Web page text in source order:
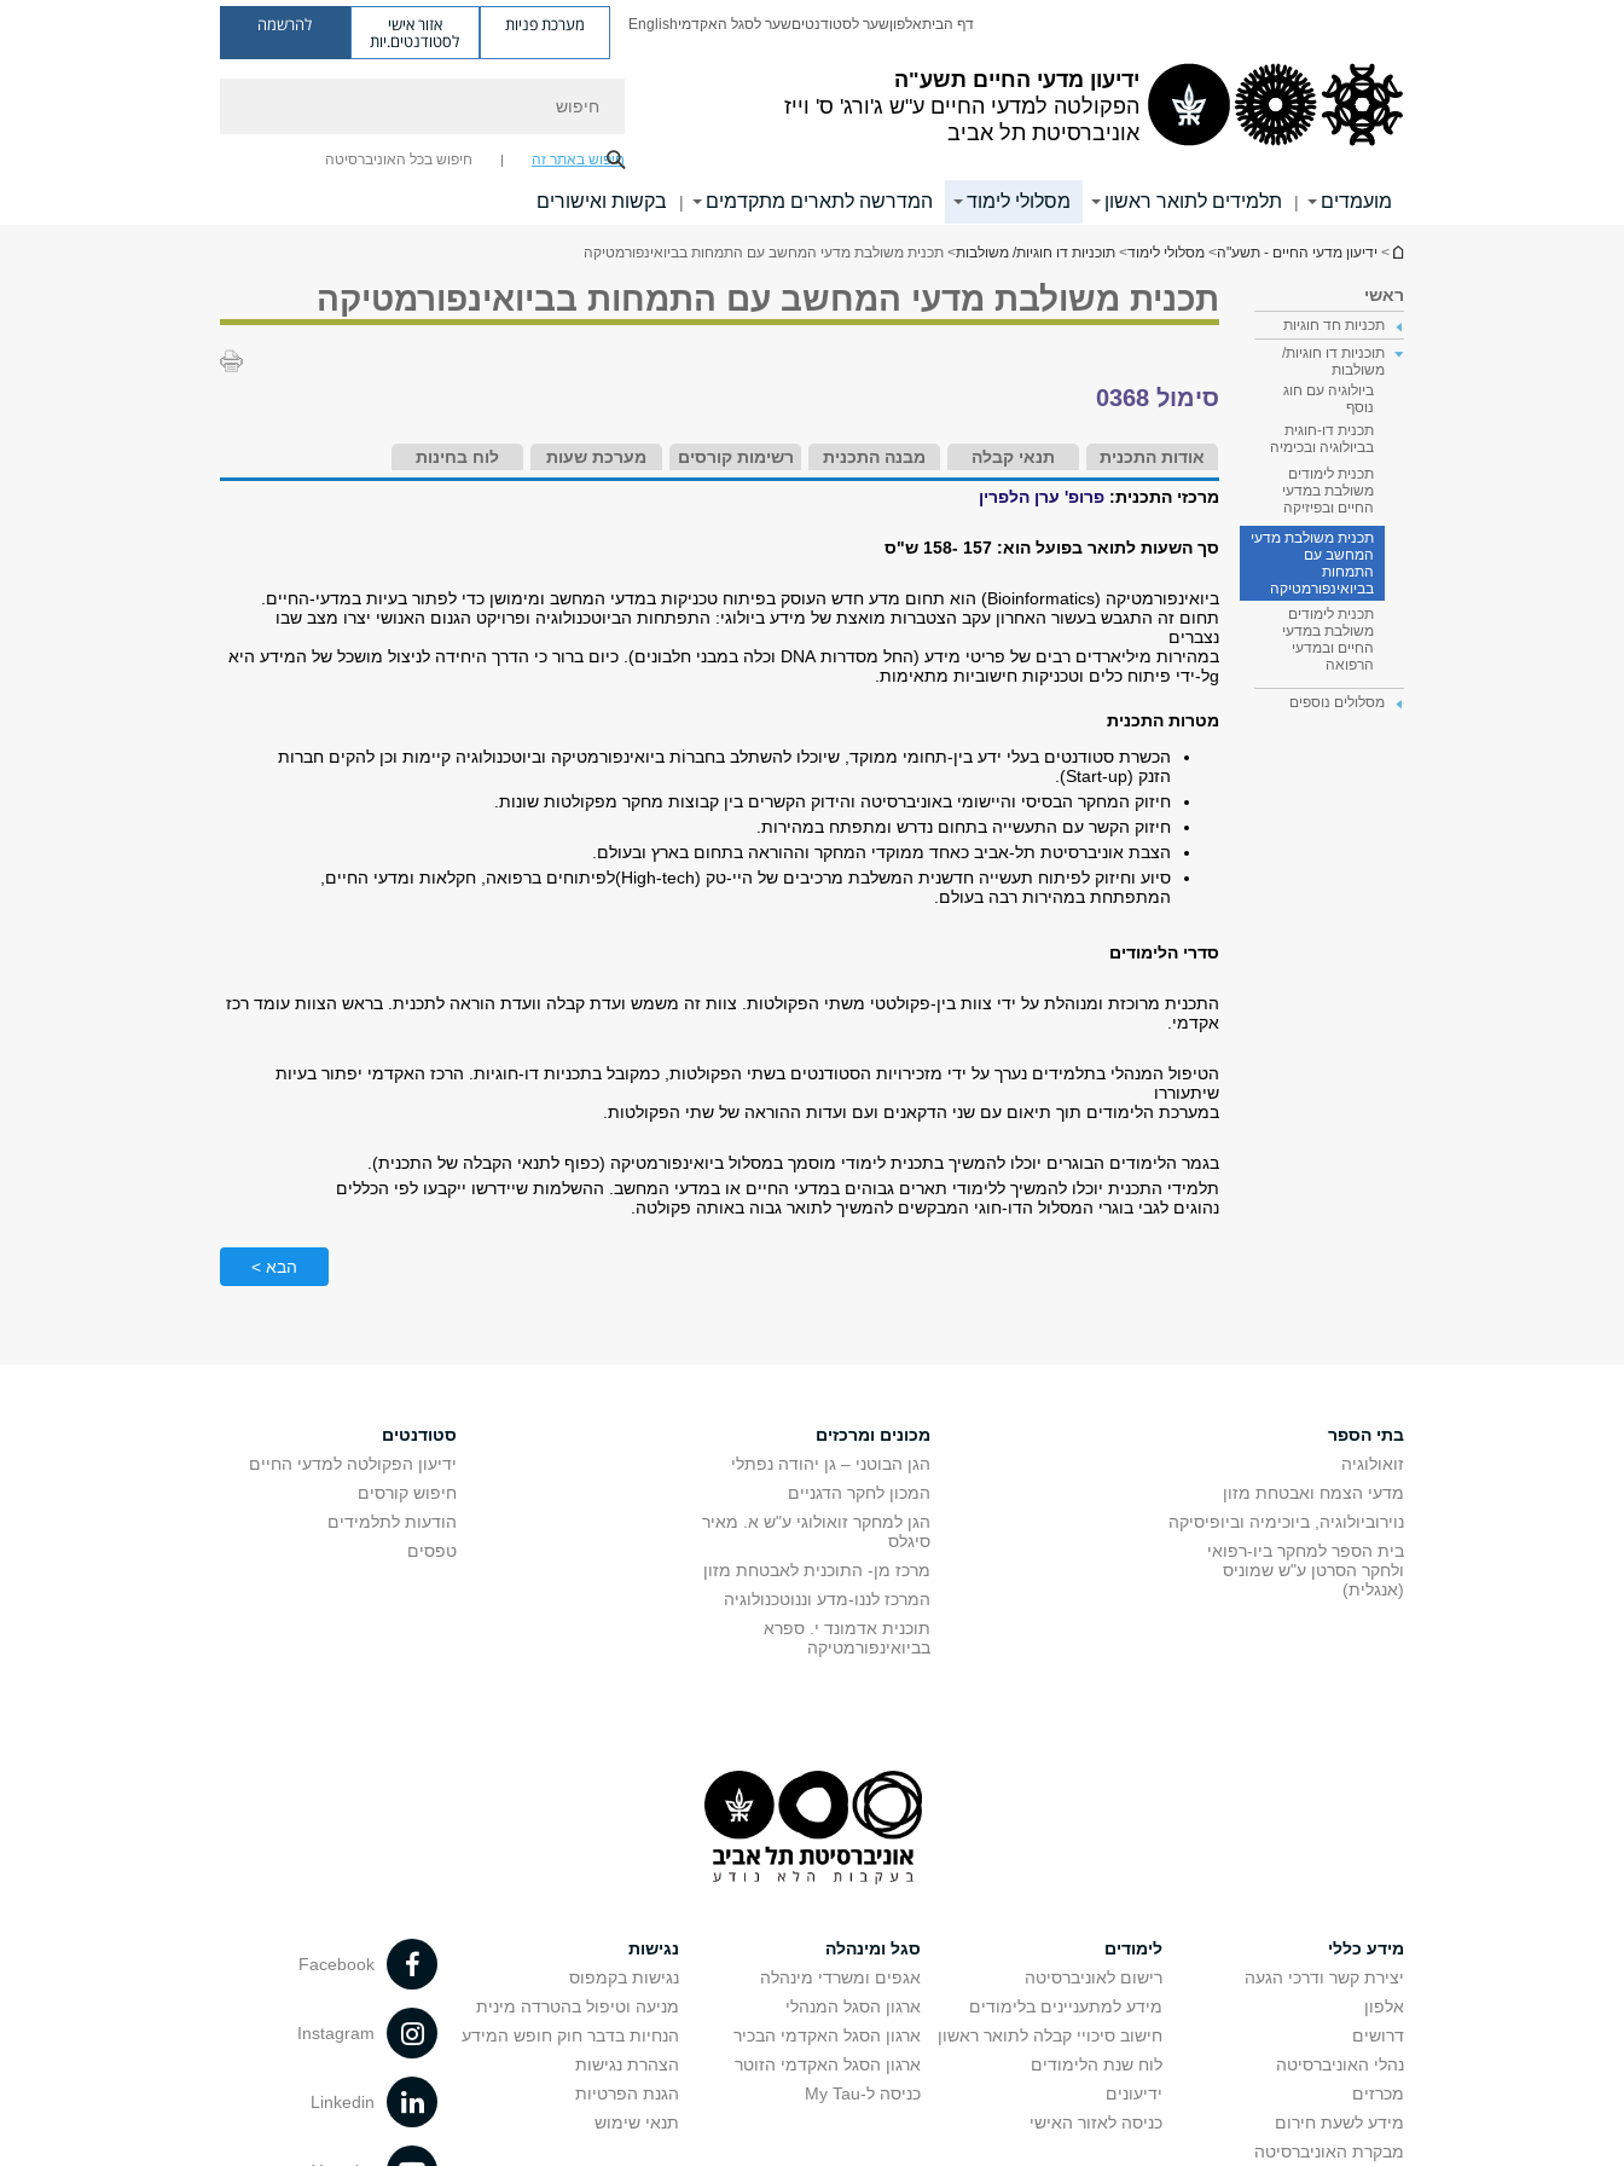
ידיעון מדעי החיים תשע"ה
הפקולטה למדעי החיים ע"ש ג'ורג' ס' וייז
אוניברסיטת תל אביב
דף הביתאלפוןשער לסטודנטיםשער לסגל האקדמיEnglish מערכת פניות אזור אישי
לסטודנטים.יות
להרשמה
חיפוש באתר זה חיפוש בכל האוניברסיטה
מועמדים | תלמידים לתואר ראשון מסלולי לימוד המדרשה לתארים מתקדמים | בקשות ואישורים
הינך נמצא כאן
> ידיעון מדעי החיים - תשע"ה> מסלולי לימוד> תוכניות דו חוגיות/ משולבות> תכנית משולבת מדעי המחשב עם התמחות בביואינפורמטיקה
ראשי
תכניות חד חוגיות
תוכניות דו חוגיות/
משולבות
ביולוגיה עם חוג
נוסף
תכנית דו-חוגית
בביולוגיה ובכימיה
תכנית לימודים
משולבת במדעי
החיים ובפיזיקה
תכנית משולבת מדעי
המחשב עם
התמחות
בביואינפורמטיקה
תכנית לימודים
משולבת במדעי
החיים ובמדעי
הרפואה
מסלולים נוספים
תכנית משולבת מדעי המחשב עם התמחות בביואינפורמטיקה
סימול 0368
אודות התכנית תנאי קבלה מבנה התכנית רשימות קורסים מערכת שעות לוח בחינות
מרכזי התכנית: פרופ' ערן הלפרין
סך השעות לתואר בפועל הוא: 157 -158 ש"ס
ביואינפורמטיקה (Bioinformatics) הוא תחום מדע חדש העוסק בפיתוח טכניקות במדעי המחשב ומימושן כדי לפתור בעיות במדעי-החיים.
תחום זה התגבש בעשור האחרון עקב הצטברות מואצת של מידע ביולוגי: התפתחות הביוטכנולוגיה ופרויקט הגנום האנושי יצרו מצב שבו
נצברים
במהירות מיליארדים רבים של פריטי מידע (החל מסדרות DNA וכלה במבני חלבונים). כיום ברור כי הדרך היחידה לניצול מושכל של המידע היא
gל-ידי פיתוח כלים וטכניקות חישוביות מתאימות.
מטרות התכנית
הכשרת סטודנטים בעלי ידע בין-תחומי ממוקד, שיוכלו להשתלב בחברוֹת ביואינפורמטיקה וביוטכנולוגיה קיימות וכן להקים חברות
הזנק (Start‑up).
חיזוק המחקר הבסיסי והיישומי באוניברסיטה והידוק הקשרים בין קבוצות מחקר מפקולטות שונות.
חיזוק הקשר עם התעשייה בתחום נדרש ומתפתח במהירות.
הצבת אוניברסיטת תל-אביב כאחד ממוקדי המחקר וההוראה בתחום בארץ ובעולם.
סיוע וחיזוק לפיתוח תעשייה חדשנית המשלבת מרכיבים של היי-טק (High‑tech)לפיתוחים ברפואה, חקלאות ומדעי החיים,
המתפתחת במהירות רבה בעולם.
סדרי הלימודים
התכנית מרוכזת ומנוהלת על ידי צוות בין-פקולטטי משתי הפקולטות. צוות זה משמש ועדת קבלה וועדת הוראה לתכנית. בראש הצוות עומד רכז
אקדמי.
הטיפול המנהלי בתלמידים נערך על ידי מזכירויות הסטודנטים בשתי הפקולטות, כמקובל בתכניות דו-חוגיות. הרכז האקדמי יפתור בעיות
שיתעוררו
במערכת הלימודים תוך תיאום עם שני הדקאנים ועם ועדות ההוראה של שתי הפקולטות.
בגמר הלימודים הבוגרים יוכלו להמשיך בתכנית לימודי מוסמך במסלול ביואינפורמטיקה (כפוף לתנאי הקבלה של התכנית).
תלמידי התכנית יוכלו להמשיך ללימודי תארים גבוהים במדעי החיים או במדעי המחשב. ההשלמות שיידרשו ייקבעו לפי הכללים
נהוגים לגבי בוגרי המסלול הדו-חוגי המבקשים להמשיך לתואר גבוה באותה פקולטה.
הבא >
בתי הספר
זואולוגיה
מדעי הצמח ואבטחת מזון
נוירוביולוגיה, ביוכימיה וביופיסיקה
בית הספר למחקר ביו-רפואי
ולחקר הסרטן ע"ש שמוניס
(אנגלית)
מכונים ומרכזים
הגן הבוטני – גן יהודה נפתלי
המכון לחקר הדגניים
הגן למחקר זואולוגי ע"ש א. מאיר
סיגלס
מרכז מן- התוכנית לאבטחת מזון
המרכז לננו-מדע וננוטכנולוגיה
תוכנית אדמונד י. ספרא
בביואינפורמטיקה
סטודנטים
ידיעון הפקולטה למדעי החיים
חיפוש קורסים
הודעות לתלמידים
טפסים
מידע כללי
יצירת קשר ודרכי הגעה
אלפון
דרושים
נהלי האוניברסיטה
מכרזים
מידע לשעת חירום
מבקרת האוניברסיטה
לימודים
רישום לאוניברסיטה
מידע למתעניינים בלימודים
חישוב סיכויי קבלה לתואר ראשון
לוח שנת הלימודים
ידיעונים
כניסה לאזור האישי
סגל ומינהלה
אגפים ומשרדי מינהלה
ארגון הסגל המנהלי
ארגון הסגל האקדמי הבכיר
ארגון הסגל האקדמי הזוטר
כניסה ל-My Tau
נגישות
נגישות בקמפוס
מניעה וטיפול בהטרדה מינית
הנחיות בדבר חוק חופש המידע
הצהרת נגישות
הגנת הפרטיות
תנאי שימוש
Facebook
Instagram
Linkedin